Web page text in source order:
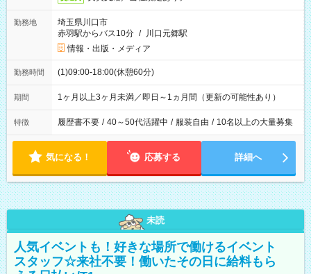
勤務地
埼玉県川口市
赤羽駅からバス10分 / 川口元郷駅
情報・出版・メディア
勤務時間 (1)09:00-18:00(休憩60分)
期間 1ヶ月以上3ヶ月未満／即日～1ヵ月間（更新の可能性あり）
特徴 履歴書不要 / 40～50代活躍中 / 服装自由 / 10名以上の大量募集
気になる！ 応募する 詳細へ
未読
人気イベントも！好きな場所で働けるイベント
スタッフ☆来社不要！働いたその日に給料もら